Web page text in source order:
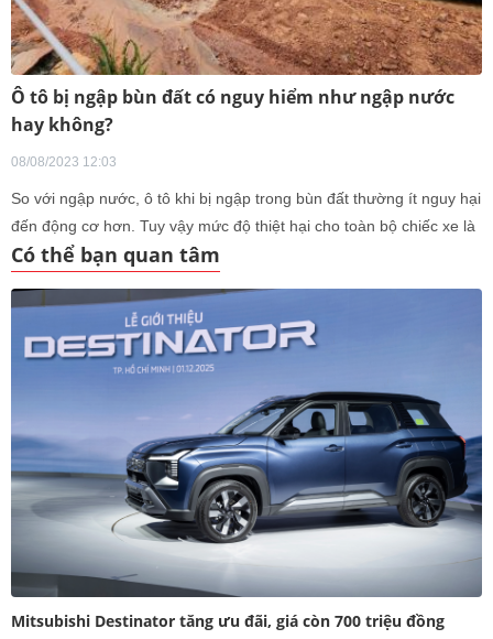
Ô tô bị ngập bùn đất có nguy hiểm như ngập nước
hay không?
08/08/2023 12:03
So với ngập nước, ô tô khi bị ngập trong bùn đất thường ít nguy hại
đến động cơ hơn. Tuy vậy mức độ thiệt hại cho toàn bộ chiếc xe là
khó lường hơn rất nhiều.
Có thể bạn quan tâm
Mitsubishi Destinator tăng ưu đãi, giá còn 700 triệu đồng